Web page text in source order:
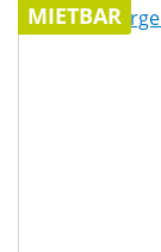
MIETBAR